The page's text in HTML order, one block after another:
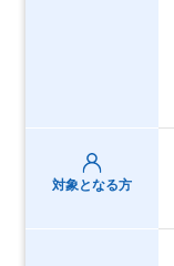
対象となる方